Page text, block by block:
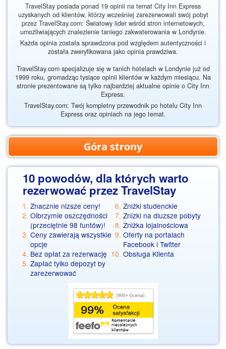
TravelStay posiada ponad 19 opinii na temat City Inn Express
uzyskanych od klientów, którzy wcześniej zarezerwowali swój pobyt
przez TravelStay.com: Światowy lider wśród stron internetowych,
umożliwiających znalezienie taniego zakwaterowania w Londynie.
Każda opinia została sprawdzona pod względem autentyczności i
została zweryfikowana jako opinia prawdziwa.
TravelStay.com specjalizuje się w tanich hotelach w Londynie już od
1999 roku, gromadząc tysiące opinii klientów w każdym miesiącu. Na
stronie prezentowane są tylko najbardziej aktualne opinie o City Inn
Express.
TravelStay.com: Twój kompletny przewodnik po hotelu City Inn
Express oraz opiniach na jego temat.
Góra strony
10 powodów, dla których warto
rezerwować przez TravelStay
Znacznie nizsze ceny!
Olbrzymie oszczędności
(przeciętnie 98 funtów)!
Ceny zawierają wszystkie
opcje
Bez opłat za rezerwację
Zapłać tylko depozyt by
zarezerwować
Zniżki studenckie
Znizki na dluzsze pobyty
Zniżka lojalnościowa
Oferty na portalach
Facebook i Twitter
Obsługa Klienta